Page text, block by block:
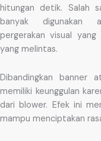
hitungan detik. Salah
banyak digunakan
pergerakan visual
yang melintas.
Dibandingkan banner
memiliki keunggulan
dari blower. Efek ini
mampu menciptakan